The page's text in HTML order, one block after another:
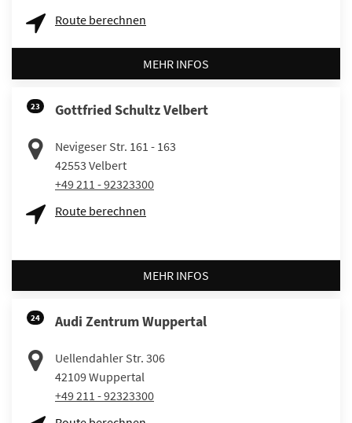
Route berechnen
MEHR INFOS
23 Gottfried Schultz Velbert
Nevigeser Str. 161 - 163
42553 Velbert
+49 211 - 92323300
Route berechnen
MEHR INFOS
24 Audi Zentrum Wuppertal
Uellendahler Str. 306
42109Wuppertal
+49 211 - 92323300